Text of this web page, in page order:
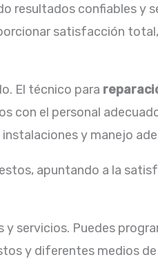
resultados confiables y
satisfacción
El técnico para
con el personal
y manejo
apuntando a la
servicios. Puedes
y diferentes medios